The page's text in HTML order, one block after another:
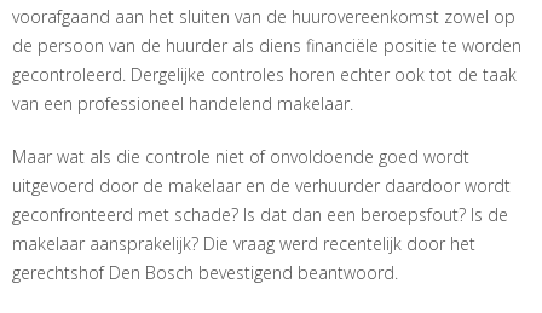
voorafgaand aan het sluiten van de huurovereenkomst zowel op
de persoon van de huurder als diens financiële positie te worden
gecontroleerd. Dergelijke controles horen echter ook tot de taak
van een professioneel handelend makelaar.
Maar wat als die controle niet of onvoldoende goed wordt
uitgevoerd door de makelaar en de verhuurder daardoor wordt
geconfronteerd met schade? Is dat dan een beroepsfout? Is de
makelaar aansprakelijk? Die vraag werd recentelijk door het
gerechtshof Den Bosch bevestigend beantwoord.